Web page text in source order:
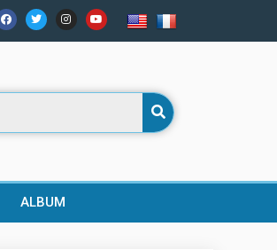
/07 Numérique, fintech, télécoms… mais bien
ALBUM